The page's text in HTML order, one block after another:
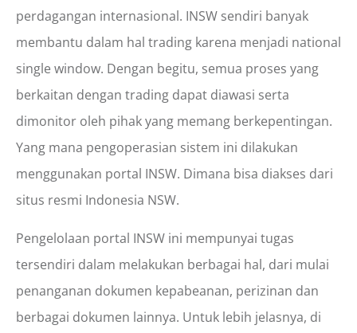
perdagangan internasional. INSW sendiri banyak
membantu dalam hal trading karena menjadi national
single window. Dengan begitu, semua proses yang
berkaitan dengan trading dapat diawasi serta
dimonitor oleh pihak yang memang berkepentingan.
Yang mana pengoperasian sistem ini dilakukan
menggunakan portal INSW. Dimana bisa diakses dari
situs resmi Indonesia NSW.
Pengelolaan portal INSW ini mempunyai tugas
tersendiri dalam melakukan berbagai hal, dari mulai
penanganan dokumen kepabeanan, perizinan dan
berbagai dokumen lainnya. Untuk lebih jelasnya, di